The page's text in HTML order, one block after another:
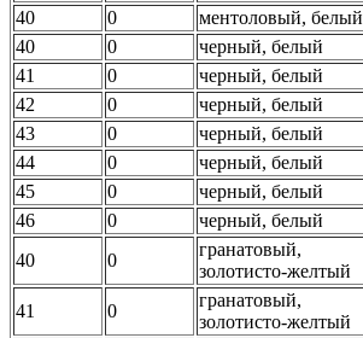
40
0
ментоловый, белый
40
0
черный, белый
41
0
черный, белый
42
0
черный, белый
43
0
черный, белый
44
0
черный, белый
45
0
черный, белый
46
0
черный, белый
40
0
гранатовый,
золотисто-желтый
41
0
гранатовый,
золотисто-желтый